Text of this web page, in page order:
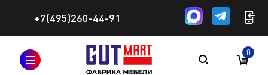
+7(495)260-44-91
0